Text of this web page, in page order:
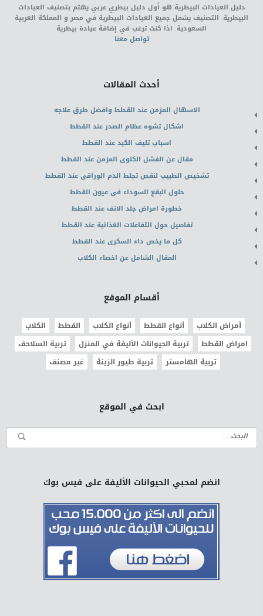
دليل العيادات البيطرية هو أول دليل بيطري عربي يهتم بتصنيف العيادات
البيطرية. التصنيف يشمل جميع العيادات البيطرية في مصر و المملكة العربية
السعودية. اذا كنت ترغب في إضافة عيادة بيطرية
تواصل معنا
أحدث المقالات
الاسهال المزمن عند القطط وافضل طرق علاجه
اشكال تشوه عظام الصدر عند القطط
اسباب تليف الكبد عند القطط
مقال عن الفشل الكلوى المزمن عند القطط
تشخيص الطبيب لنقص تجلط الدم الوراقى عند القطط
حلول البقع السوداء فى عيون القطط
خطورة امراض جلد الانف عند القطط
تفاصيل حول التفاعلات الغذائية عند القطط
كل ما يخص داء السكرى عند القطط
المقال الشامل عن اخصاء الكلاب
أقسام الموقع
أمراض الكلاب أنواع القطط أنواع الكلاب القطط
الكلاب
امراض القطط
تربية الحيوانات الأليفة في المنزل
تربية السلاحف
تربية الهامستر
تربية طيور الزينة غير مصنف
ابحث في الموقع
انضم لمحبي الحيوانات الأليفة على فيس بوك